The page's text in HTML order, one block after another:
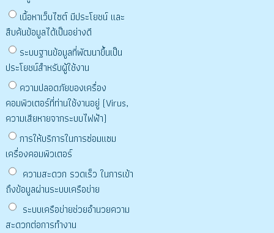
เนื้อหาเว็บไซต์ มีประโยชน์ และ
สืบค้นข้อมูลได้เป็นอย่างดี
ระบบฐานข้อมูลที่พัฒนาขึ้นเป็น
ประโยชน์สำหรับผู้ใช้งาน
ความปลอดภัยของเครื่อง
คอมพิวเตอร์ที่ท่านใช้งานอยู่ (Virus,
ความเสียหายจากระบบไฟฟ้า)
การให้บริการในการซ่อมแซม
เครื่องคอมพิวเตอร์
ความสะดวก รวดเร็ว ในการเข้า
ถึงข้อมูลผ่านระบบเครือข่าย
ระบบเครือข่ายช่วยอำนวยความ
สะดวกต่อการทำงาน